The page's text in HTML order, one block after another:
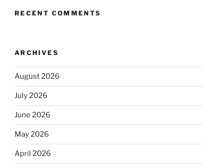
RECENT COMMENTS
ARCHIVES
August 2026
July 2026
June 2026
May 2026
April 2026